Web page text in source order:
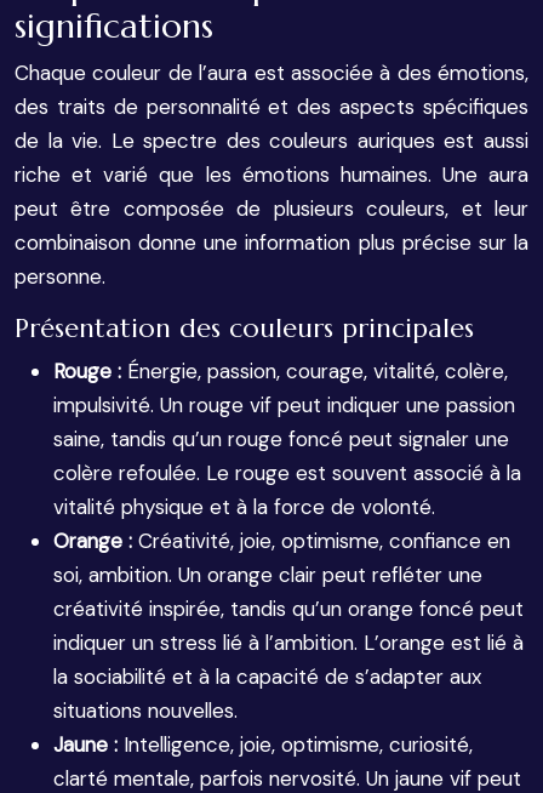
significations
Chaque couleur de l’aura est associée à des émotions,
des traits de personnalité et des aspects spécifiques
de la vie. Le spectre des couleurs auriques est aussi
riche et varié que les émotions humaines. Une aura
peut être composée de plusieurs couleurs, et leur
combinaison donne une information plus précise sur la
personne.
Présentation des couleurs principales
Rouge : Énergie, passion, courage, vitalité, colère,
impulsivité. Un rouge vif peut indiquer une passion
saine, tandis qu’un rouge foncé peut signaler une
colère refoulée. Le rouge est souvent associé à la
vitalité physique et à la force de volonté.
Orange : Créativité, joie, optimisme, confiance en
soi, ambition. Un orange clair peut refléter une
créativité inspirée, tandis qu’un orange foncé peut
indiquer un stress lié à l’ambition. L’orange est lié à
la sociabilité et à la capacité de s’adapter aux
situations nouvelles.
Jaune : Intelligence, joie, optimisme, curiosité,
clarté mentale, parfois nervosité. Un jaune vif peut